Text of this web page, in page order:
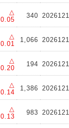
△
0.05
340
△
0.01
1,066
△
0.20
194
△
0.14
1,386
△
0.13
983